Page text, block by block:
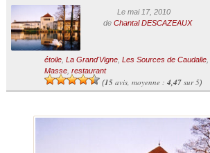
Le mai 17, 2010
de Chantal DESCAZEAUX
étoile, La Grand'Vigne, Les Sources de Caudalie,
Masse, restaurant
(15avis, moyenne : 4,47sur 5)